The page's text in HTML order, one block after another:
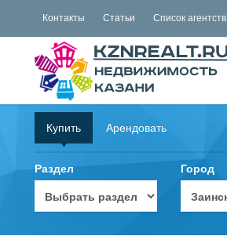
Контакты Статьи Список агентств
Купить Арендовать
Раздел Город